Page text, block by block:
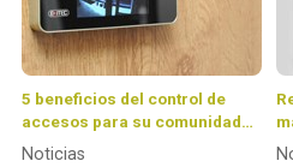
5 beneficios del control de
accesos para su comunidad
de vecinos
Noticias